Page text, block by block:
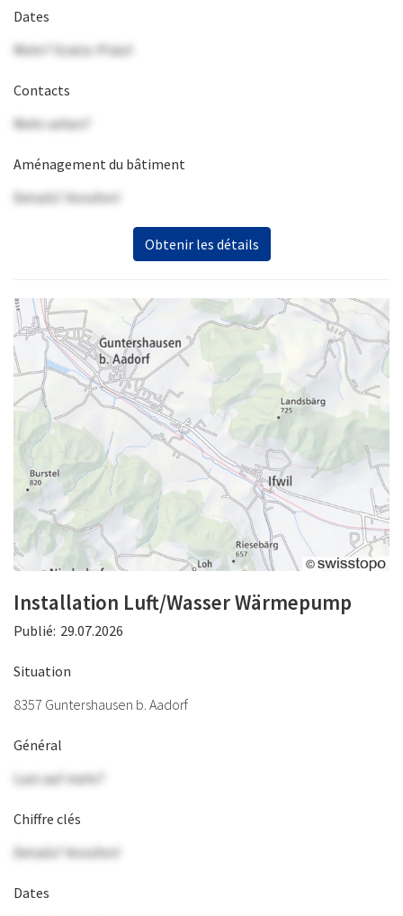
Dates
Mehr? Gratis-Präsi!
Contacts
Mehr sehen?
Aménagement du bâtiment
Details? Anrufen!
Obtenir les détails
Installation Luft/Wasser Wärmepump
Publié: 29.07.2026
Situation
8357 Guntershausen b. Aadorf
Général
Lust auf mehr?
Chiffre clés
Details? Anrufen!
Dates